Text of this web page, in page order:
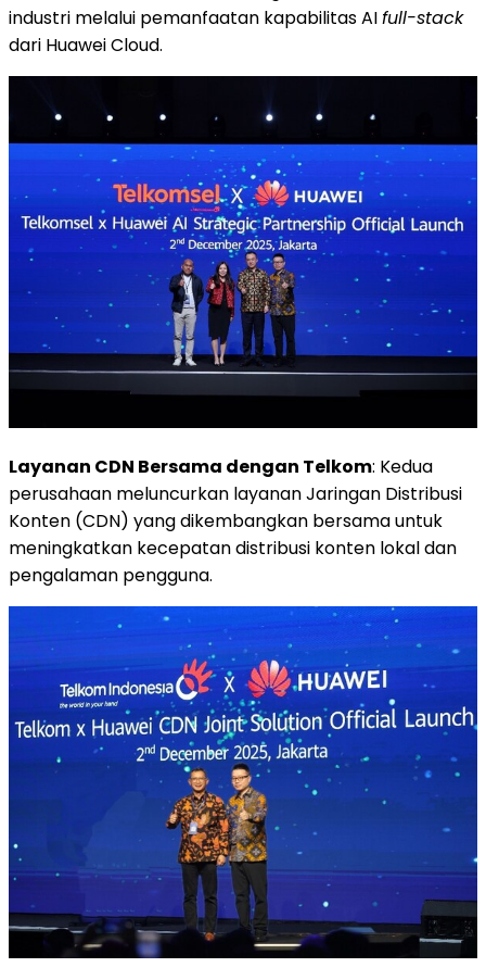
industri melalui pemanfaatan kapabilitas AIfull-stack
dari Huawei Cloud.
Layanan CDN Bersama dengan Telkom: Kedua
perusahaan meluncurkan layanan Jaringan Distribusi
Konten (CDN) yang dikembangkan bersama untuk
meningkatkan kecepatan distribusi konten lokal dan
pengalaman pengguna.